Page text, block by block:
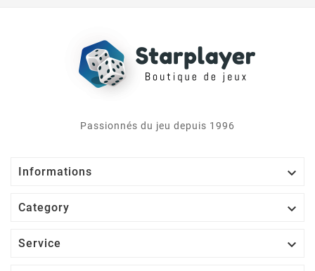
Passionnés du jeu depuis 1996
Informations 
Category 
Service 